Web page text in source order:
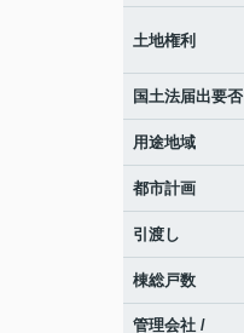
土地権利
国土法届出要否
用途地域
都市計画
引渡し
棟総戸数
管理会社 /